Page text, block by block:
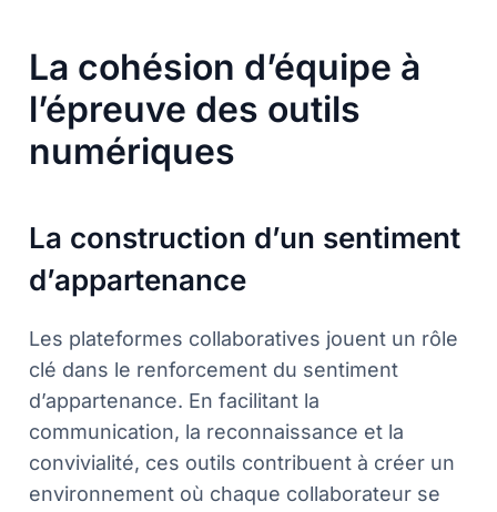
La cohésion d’équipe à
l’épreuve des outils
numériques
La construction d’un sentiment
d’appartenance
Les plateformes collaboratives jouent un rôle
clé dans le renforcement du sentiment
d’appartenance. En facilitant la
communication, la reconnaissance et la
convivialité, ces outils contribuent à créer un
environnement où chaque collaborateur se